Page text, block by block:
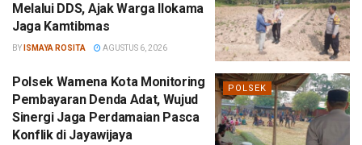
Melalui DDS, Ajak Warga Ilokama
Jaga Kamtibmas
BY ISMAYA ROSITA AGUSTUS 6, 2026
POLSEK
Polsek Wamena Kota Monitoring
Pembayaran Denda Adat, Wujud
Sinergi Jaga Perdamaian Pasca
Konflik di Jayawijaya